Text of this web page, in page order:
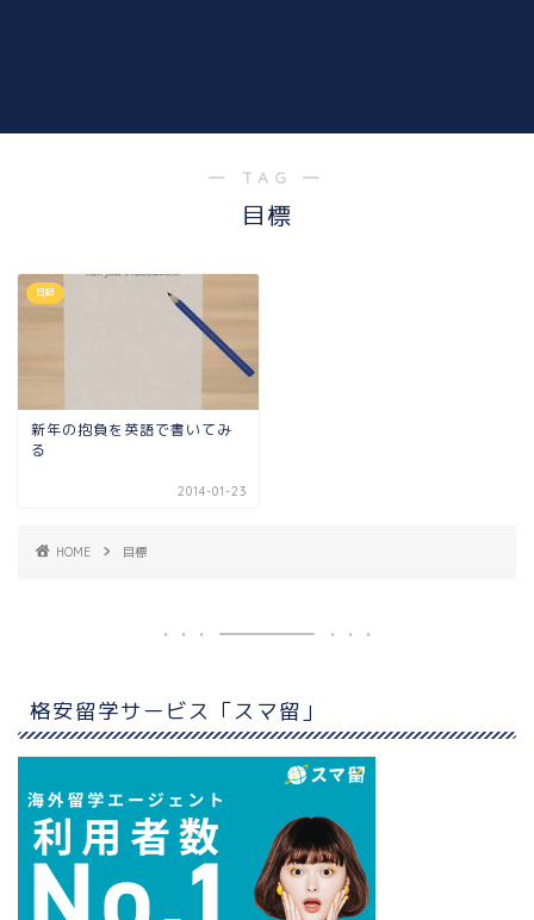
― TAG ―
目標
日記
新年の抱負を英語で書いてみ
る
2014-01-23
HOME 目標
格安留学サービス「スマ留」